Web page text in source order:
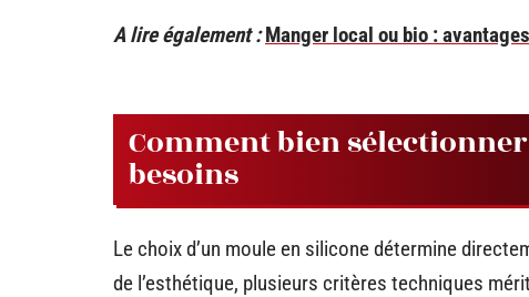
A lire également : Manger local ou bio :
Comment bien
besoins
Le choix d’un moule en silicone détermine
de l’esthétique, plusieurs critères techniques